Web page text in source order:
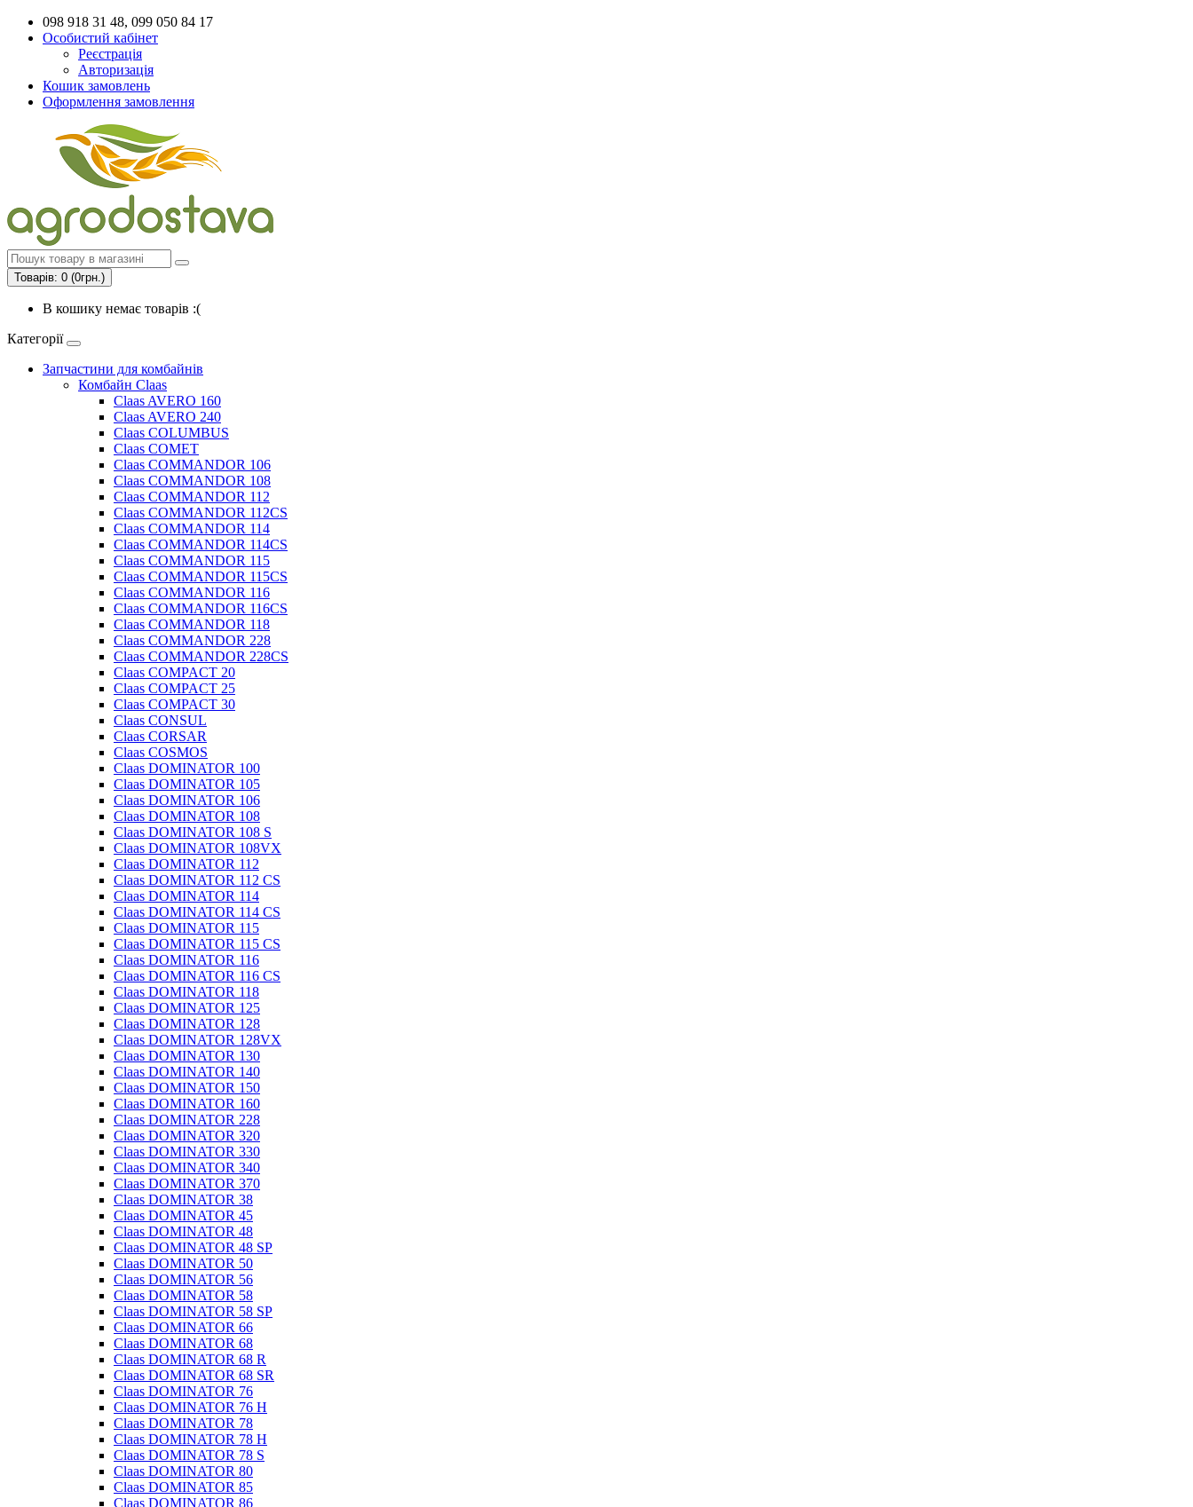
098 918 31 48, 099 050 84 17
Особистий кабінет
Реєстрація
Авторизація
Кошик замовлень
Оформлення замовлення
Товарів: 0 (0грн.)
В кошику немає товарів :(
Категорії
Запчастини для комбайнів
Комбайн Claas
Claas AVERO 160
Claas AVERO 240
Claas COLUMBUS
Claas COMET
Claas COMMANDOR 106
Claas COMMANDOR 108
Claas COMMANDOR 112
Claas COMMANDOR 112CS
Claas COMMANDOR 114
Claas COMMANDOR 114CS
Claas COMMANDOR 115
Claas COMMANDOR 115CS
Claas COMMANDOR 116
Claas COMMANDOR 116CS
Claas COMMANDOR 118
Claas COMMANDOR 228
Claas COMMANDOR 228CS
Claas COMPACT 20
Claas COMPACT 25
Claas COMPACT 30
Claas CONSUL
Claas CORSAR
Claas COSMOS
Claas DOMINATOR 100
Claas DOMINATOR 105
Claas DOMINATOR 106
Claas DOMINATOR 108
Claas DOMINATOR 108 S
Claas DOMINATOR 108VX
Claas DOMINATOR 112
Claas DOMINATOR 112 CS
Claas DOMINATOR 114
Claas DOMINATOR 114 CS
Claas DOMINATOR 115
Claas DOMINATOR 115 CS
Claas DOMINATOR 116
Claas DOMINATOR 116 CS
Claas DOMINATOR 118
Claas DOMINATOR 125
Claas DOMINATOR 128
Claas DOMINATOR 128VX
Claas DOMINATOR 130
Claas DOMINATOR 140
Claas DOMINATOR 150
Claas DOMINATOR 160
Claas DOMINATOR 228
Claas DOMINATOR 320
Claas DOMINATOR 330
Claas DOMINATOR 340
Claas DOMINATOR 370
Claas DOMINATOR 38
Claas DOMINATOR 45
Claas DOMINATOR 48
Claas DOMINATOR 48 SP
Claas DOMINATOR 50
Claas DOMINATOR 56
Claas DOMINATOR 58
Claas DOMINATOR 58 SP
Claas DOMINATOR 66
Claas DOMINATOR 68
Claas DOMINATOR 68 R
Claas DOMINATOR 68 SR
Claas DOMINATOR 76
Claas DOMINATOR 76 H
Claas DOMINATOR 78
Claas DOMINATOR 78 H
Claas DOMINATOR 78 S
Claas DOMINATOR 80
Claas DOMINATOR 85
Claas DOMINATOR 86